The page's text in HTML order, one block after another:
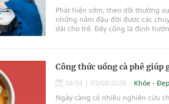
Phát hiện sớm, theo dõi thường
những năm đầu đời được các
dài cho trẻ. Đây cũng là định
Công thức uống cà phê giúp
04:04 | 03/08/2026
Khỏe - Đẹp
Ngày càng có nhiều nghiên cứu